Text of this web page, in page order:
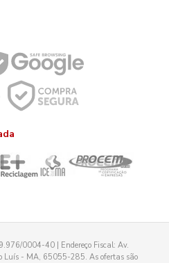
0004-40 | Endereço Fiscal: Av.
- MA, 65055-285. As ofertas são